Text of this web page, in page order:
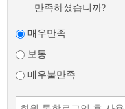
만족하셨습니까?
매우만족
보통
매우불만족